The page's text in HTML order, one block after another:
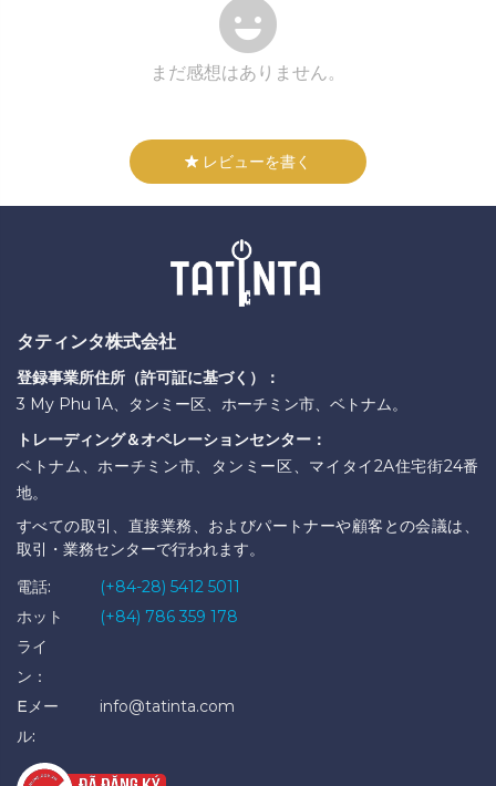
まだ感想はありません。
レビューを書く
タティンタ株式会社
登録事業所住所（許可証に基づく）：
3 My Phu 1A、タンミー区、ホーチミン市、ベトナム。
トレーディング＆オペレーションセンター：
ベトナム、ホーチミン市、タンミー区、マイタイ2A住宅街24番
地。
すべての取引、直接業務、およびパートナーや顧客との会議は、
取引・業務センターで行われます。
電話:
(+84-28) 5412 5011
ホット
ライ
ン：
(+84) 786 359 178
Eメー
ル:
info@tatinta.com